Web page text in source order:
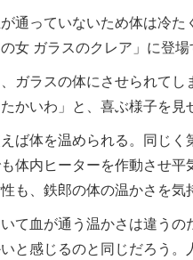
通っていないため体は冷た
女 ガラスのクレア」に登場
ラスの体にさせられてし
かいわ」と、喜ぶ様子を見
ば体を温められる。同じく
体内ヒーターを作動させ平
も、鉄郎の体の温かさを気
て血が通う温かさは違うの
と感じるのと同じだろう